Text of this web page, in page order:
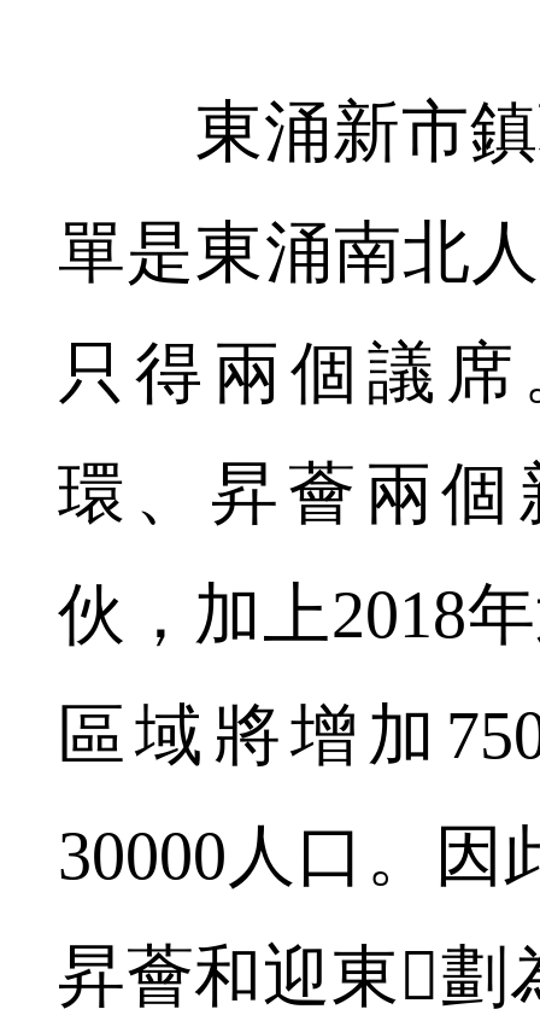
東涌新市鎮
單是東涌南北
只得兩個議席
環、昇薈兩個
伙，加上2018
區域將增加
30000人口。
昇薈和迎東劃